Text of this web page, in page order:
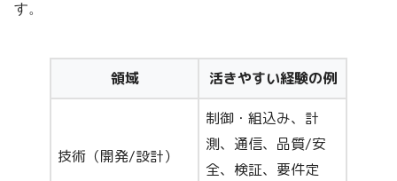
す。
領域 活きやすい経験の例
技術（開発/設計）
制御・組込み、計
測、通信、品質/安
全、検証、要件定